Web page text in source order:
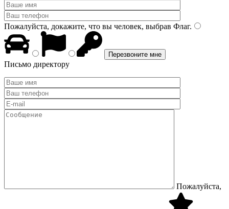
Пожалуйста, докажите, что вы человек, выбрав Флаг.
Письмо директору
Пожалуйста,